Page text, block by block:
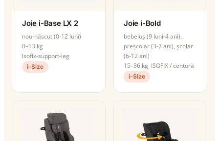
Joie i-Base LX 2
nou-născut (0-12 luni)
0–13 kg
isofix-support-leg
i-Size
Joie i-Bold
bebeluș (9 luni-4 ani),
preșcolar (3-7 ani), școlar
(6-12 ani)
15–36 kg ISOFIX / centură
i-Size